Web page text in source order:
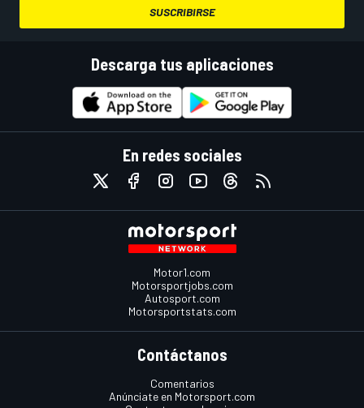
SUSCRIBIRSE
Descarga tus aplicaciones
En redes sociales
Motor1.com
Motorsportjobs.com
Autosport.com
Motorsportstats.com
Contáctanos
Comentarios
Anúnciate en Motorsport.com